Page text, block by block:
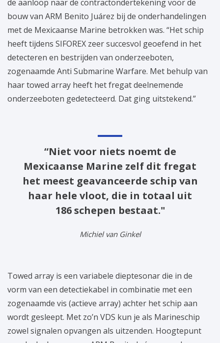
de aanloop naar de contractondertekening voor de
bouw van ARM Benito Juárez bij de onderhandelingen
met de Mexicaanse Marine betrokken was. “Het schip
heeft tijdens SIFOREX zeer succesvol geoefend in het
detecteren en bestrijden van onderzeeboten,
zogenaamde Anti Submarine Warfare. Met behulp van
haar towed array heeft het fregat deelnemende
onderzeeboten gedetecteerd. Dat ging uitstekend.”
“Niet voor niets noemt de
Mexicaanse Marine zelf dit fregat
het meest geavanceerde schip van
haar hele vloot, die in totaal uit
186 schepen bestaat."
Michiel van Ginkel
Towed array is een variabele dieptesonar die in de
vorm van een detectiekabel in combinatie met een
zogenaamde vis (actieve array) achter het schip aan
wordt gesleept. Met zo’n VDS kun je als Marineschip
zowel signalen opvangen als uitzenden. Hoogtepunt